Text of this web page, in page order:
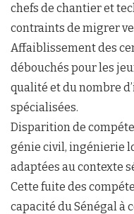
chefs de chantier et
contraints de migrer
Affaiblissement des
débouchés pour les
qualité et du nombre
spécialisées.
Disparition de
génie civil, ingénierie
adaptées au contexte
Cette fuite des
capacité du Sénégal à